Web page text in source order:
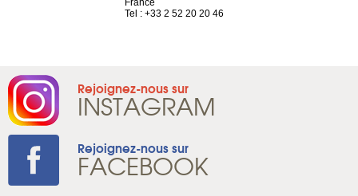
Tel : +33 2 52 20 20 46
Rejoignez-nous sur
INSTAGRAM
Rejoignez-nous sur
FACEBOOK